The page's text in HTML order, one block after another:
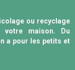
ou recyclage
maison. Du
a pour les petits et